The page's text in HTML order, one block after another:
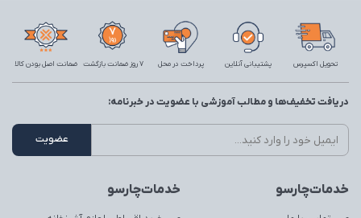
تحویل اکسپرس پشتیبانی آنلاین پرداخت در محل 7 روز ضمانت بازگشت ضمانت اصل بودن کالا
خدمات‌چارسو خدمات‌چارسو
دریافت تخفیف‌ها و مطالب آموزشی با عضویت در خبرنامه: